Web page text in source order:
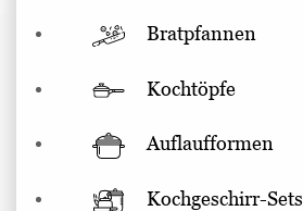
Bratpfannen
Kochtöpfe
Auflaufformen
Kochgeschirr-Sets